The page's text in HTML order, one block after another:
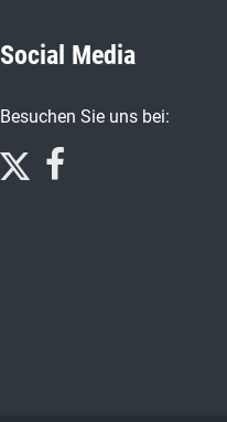
Social Media
Besuchen Sie uns bei: